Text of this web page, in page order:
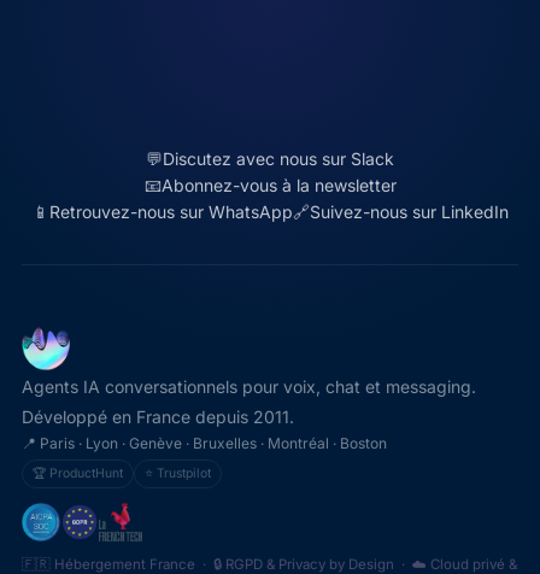
💬Discutez avec nous sur Slack
📧Abonnez-vous à la newsletter
📱 Retrouvez-nous sur WhatsApp🔗Suivez-nous sur LinkedIn
Agents IA conversationnels pour voix, chat et messaging.
Développé en France depuis 2011.
📍 Paris · Lyon · Genève · Bruxelles · Montréal · Boston
🏆 ProductHunt ⭐ Trustpilot
🇫🇷 Hébergement France · 🔒 RGPD & Privacy by Design · ☁️ Cloud privé &